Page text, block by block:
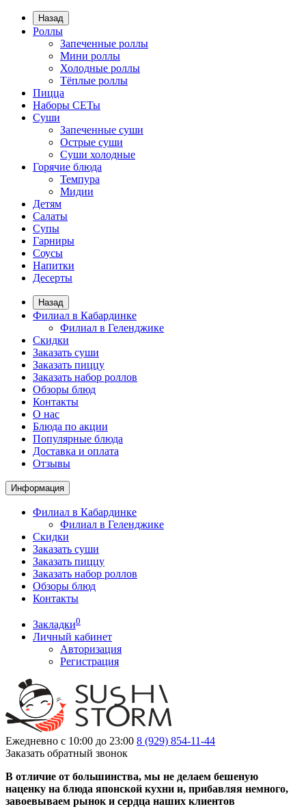
Назад
Роллы
Запеченные роллы
Мини роллы
Холодные роллы
Тёплые роллы
Пицца
Наборы СЕТы
Суши
Запеченные суши
Острые суши
Суши холодные
Горячие блюда
Темпура
Мидии
Детям
Салаты
Супы
Гарниры
Соусы
Напитки
Десерты
Назад
Филиал в Кабардинке
Филиал в Геленджике
Скидки
Заказать суши
Заказать пиццу
Заказать набор роллов
Обзоры блюд
Контакты
О нас
Блюда по акции
Популярные блюда
Доставка и оплата
Отзывы
Информация
Филиал в Кабардинке
Филиал в Геленджике
Скидки
Заказать суши
Заказать пиццу
Заказать набор роллов
Обзоры блюд
Контакты
Закладки0
Личный кабинет
Авторизация
Регистрация
Ежедневно с 10:00 до 23:00 8 (929) 854-11-44
Заказать обратный звонок
В отличие от большинства, мы не делаем бешеную
наценку на блюда японской кухни и, прибавляя немного,
завоевываем рынок и сердца наших клиентов